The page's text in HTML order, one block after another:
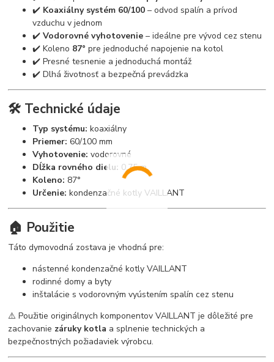
✔️ Koaxiálny systém 60/100 – odvod spalín a prívod
vzduchu v jednom
✔️Vodorovné vyhotovenie – ideálne pre vývod cez stenu
✔️ Koleno 87° pre jednoduché napojenie na kotol
✔️ Presné tesnenie a jednoduchá montáž
✔️ Dlhá životnosť a bezpečná prevádzka
🛠️ Technické údaje
Typ systému: koaxiálny
Priemer: 60/100 mm
Vyhotovenie: vodorovné
Dĺžka rovného dielu: 0,75 m
Koleno: 87°
Určenie: kondenzačné kotly VAILLANT
🏠 Použitie
Táto dymovodná zostava je vhodná pre:
nástenné kondenzačné kotly VAILLANT
rodinné domy a byty
inštalácie s vodorovným vyústením spalín cez stenu
⚠️ Použitie originálnych komponentov VAILLANT je dôležité pre
zachovanie záruky kotla a splnenie technických a
bezpečnostných požiadaviek výrobcu.